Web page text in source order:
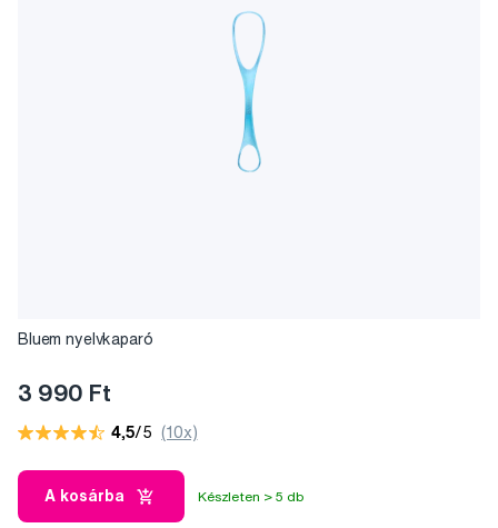
Bluem nyelvkaparó
3 990 Ft
4,5/5 (10x)
A kosárba Készleten > 5 db